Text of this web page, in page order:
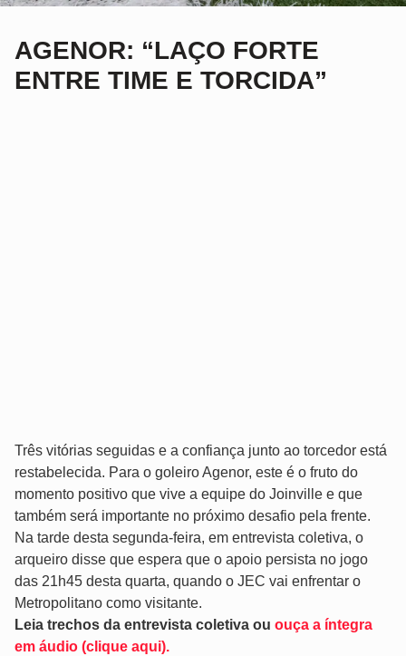
AGENOR: “LAÇO FORTE
ENTRE TIME E TORCIDA”
Três vitórias seguidas e a confiança junto ao torcedor está
restabelecida. Para o goleiro Agenor, este é o fruto do
momento positivo que vive a equipe do Joinville e que
também será importante no próximo desafio pela frente.
Na tarde desta segunda-feira, em entrevista coletiva, o
arqueiro disse que espera que o apoio persista no jogo
das 21h45 desta quarta, quando o JEC vai enfrentar o
Metropolitano como visitante.
Leia trechos da entrevista coletiva ou ouça a íntegra
em áudio (clique aqui).